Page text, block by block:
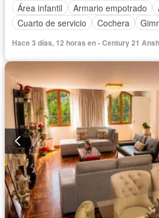
Área infantil
Armario empotrado
Cuarto de servicio
Cochera
Hace 3 días, 12 horas en - Century 21